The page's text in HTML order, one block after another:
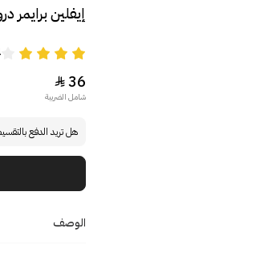
إيفلين برايمر
36

شامل الضريبة
هل تريد الدفع
الوصف